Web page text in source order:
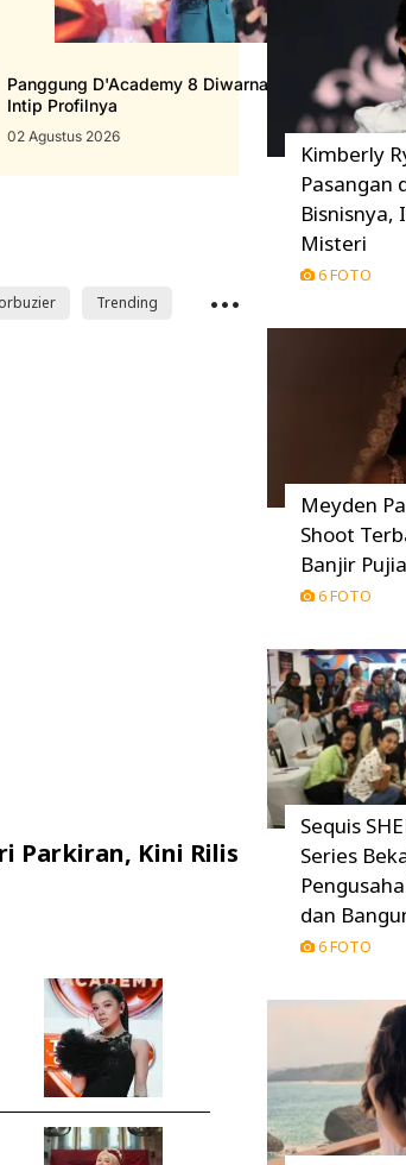
Panggung D'Academy 8 Diwarnai 4 Wakil dari
Intip Profilnya
02 Agustus 2026
Trending
Parkiran, Kini Rilis
Kimberly
Pasangan
Bisnisnya,
Misteri
6 FOTO
Meyden
Shoot
Banjir
6 FOTO
Sequis
Series
dan
6 FOTO